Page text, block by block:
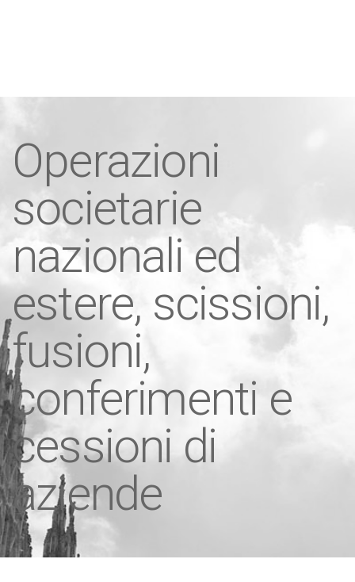
Operazioni
societarie
nazionali ed
estere, scissioni,
fusioni,
conferimenti e
cessioni di
aziende